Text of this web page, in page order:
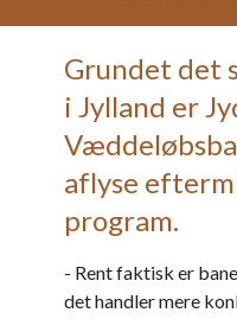
Grundet det
i Jylland er
aflyse
program.
- Rent faktisk er
det handler mere